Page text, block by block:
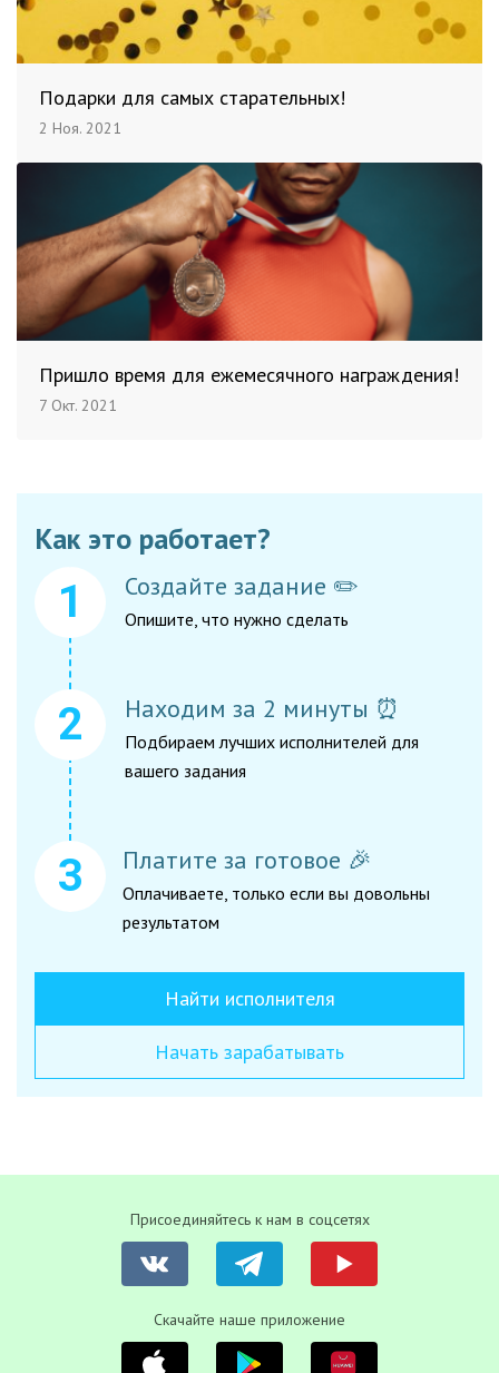
Подарки для самых старательных!
2 Ноя. 2021
Пришло время для ежемесячного награждения!
7 Окт. 2021
Как это работает?
Создайте задание ✏️
Опишите, что нужно сделать
Находим за 2 минуты ⏰
Подбираем лучших исполнителей для
вашего задания
Платите за готовое 🎉
Оплачиваете, только если вы довольны
результатом
Найти исполнителя
Начать зарабатывать
Присоединяйтесь к нам в соцсетях
Скачайте наше приложение